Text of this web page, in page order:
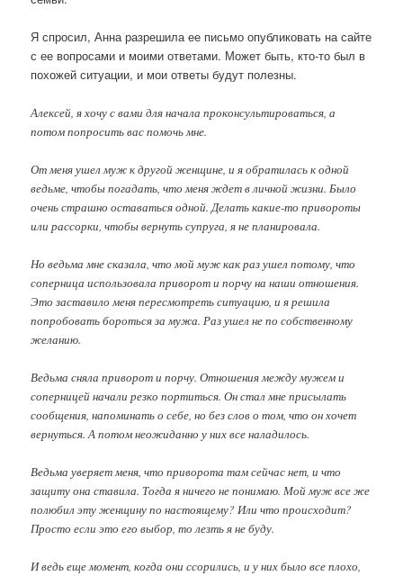
Я спросил, Анна разрешила ее письмо опубликовать на сайте
с ее вопросами и моими ответами. Может быть, кто-то был в
похожей ситуации, и мои ответы будут полезны.
Алексей, я хочу с вами для начала проконсультироваться, а
потом попросить вас помочь мне.
От меня ушел муж к другой женщине, и я обратилась к одной
ведьме, чтобы погадать, что меня ждет в личной жизни. Было
очень страшно оставаться одной. Делать какие-то привороты
или рассорки, чтобы вернуть супруга, я не планировала.
Но ведьма мне сказала, что мой муж как раз ушел потому, что
соперница использовала приворот и порчу на наши отношения.
Это заставило меня пересмотреть ситуацию, и я решила
попробовать бороться за мужа. Раз ушел не по собственному
желанию.
Ведьма сняла приворот и порчу. Отношения между мужем и
соперницей начали резко портиться. Он стал мне присылать
сообщения, напоминать о себе, но без слов о том, что он хочет
вернуться. А потом неожиданно у них все наладилось.
Ведьма уверяет меня, что приворота там сейчас нет, и что
защиту она ставила. Тогда я ничего не понимаю. Мой муж все же
полюбил эту женщину по настоящему? Или что происходит?
Просто если это его выбор, то лезть я не буду.
И ведь еще момент, когда они ссорились, и у них было все плохо,